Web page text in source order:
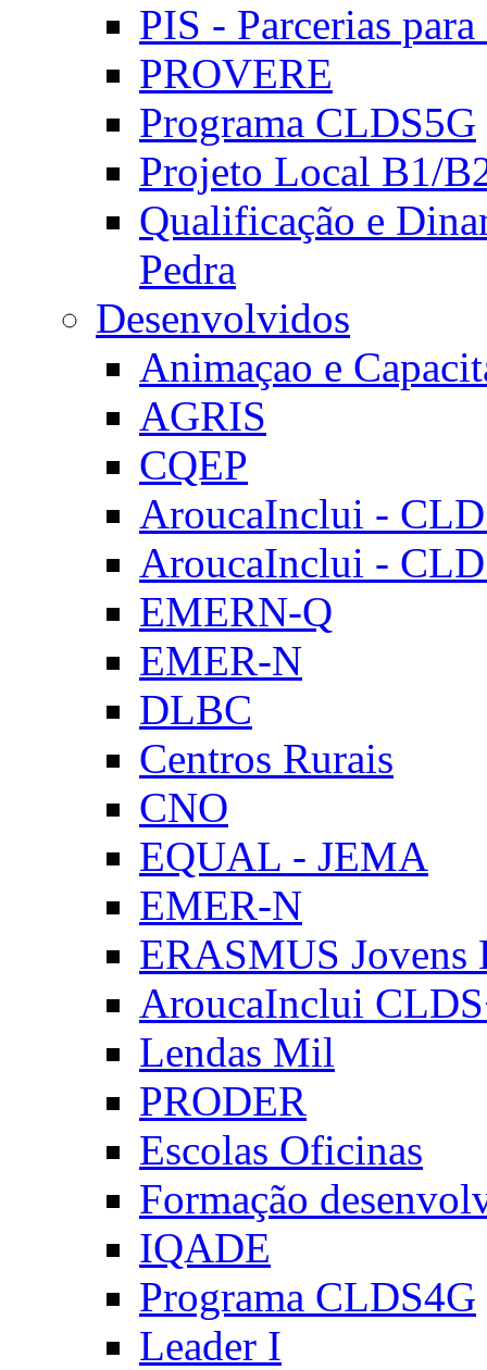
PIS - Parcerias
PROVERE
Programa CLDS5G
Projeto Local B1/
Qualificação e
Pedra
Desenvolvidos
Animaçao e
AGRIS
CQEP
AroucaInclui -
AroucaInclui -
EMERN-Q
EMER-N
DLBC
Centros Rurais
CNO
EQUAL - JEMA
EMER-N
ERASMUS Jovens
AroucaInclui
Lendas Mil
PRODER
Escolas Oficinas
Formação
IQADE
Programa CLDS4G
Leader I